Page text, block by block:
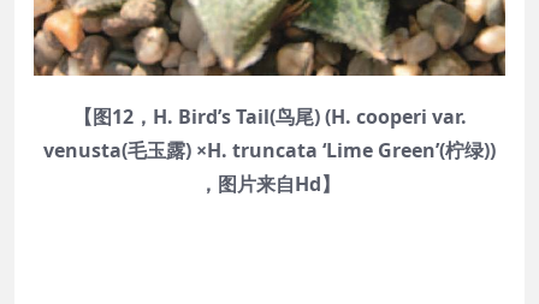
【图12，H. Bird’s Tail(鸟尾) (H. cooperi var.
venusta(毛玉露) ×H. truncata ‘Lime Green’(柠绿))
，图片来自Hd】